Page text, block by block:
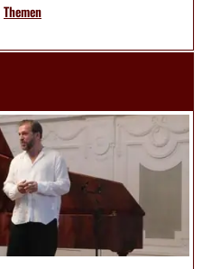
Themen